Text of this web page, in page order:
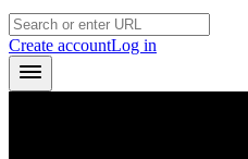
Create accountLog in